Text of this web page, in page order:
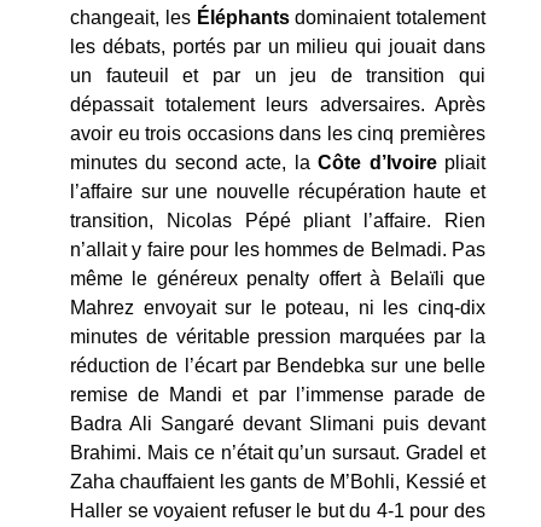
changeait, les Éléphantsdominaient totalement
les débats, portés par un milieu qui jouait dans
un fauteuil et par un jeu de transition qui
dépassait totalement leurs adversaires. Après
avoir eu trois occasions dans les cinq premières
minutes du second acte, laCôte d’Ivoirepliait
l’affaire sur une nouvelle récupération haute et
transition, Nicolas Pépé pliant l’affaire. Rien
n’allait y faire pour les hommes de Belmadi. Pas
même le généreux penalty offert à Belaïli que
Mahrez envoyait sur le poteau, ni les cinq-dix
minutes de véritable pression marquées par la
réduction de l’écart par Bendebka sur une belle
remise de Mandi et par l’immense parade de
Badra Ali Sangaré devant Slimani puis devant
Brahimi. Mais ce n’était qu’un sursaut. Gradel et
Zaha chauffaient les gants de M’Bohli, Kessié et
Haller se voyaient refuser le but du 4-1 pour des